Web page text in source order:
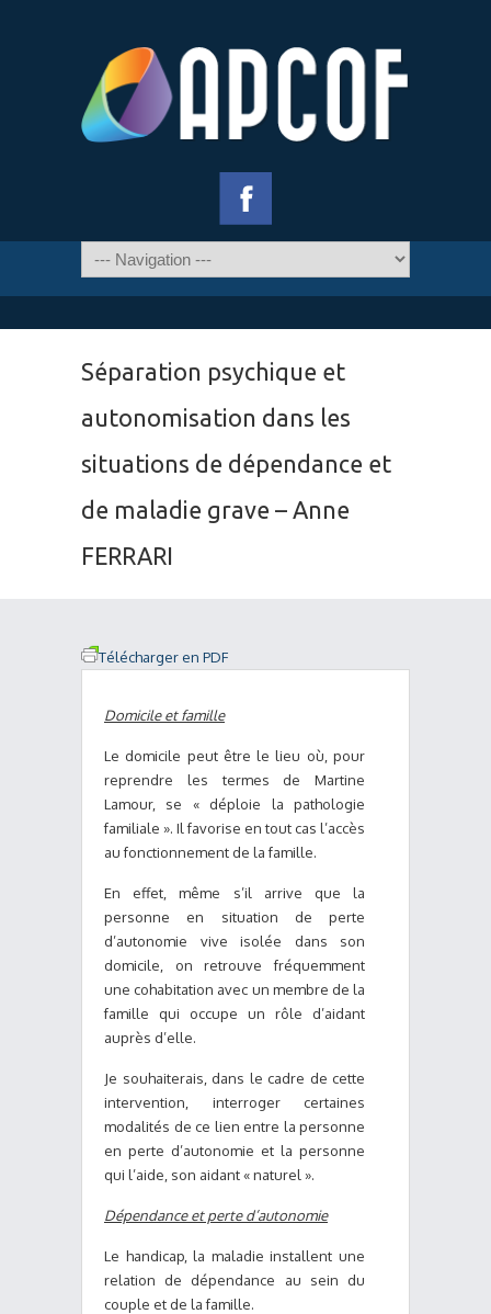
Séparation psychique et
autonomisation dans les
situations de dépendance et
de maladie grave – Anne
FERRARI
Télécharger en PDF
Domicile et famille
Le domicile peut être le lieu où, pour
reprendre les termes de Martine
Lamour, se « déploie la pathologie
familiale ». Il favorise en tout cas l’accès
au fonctionnement de la famille.
En effet, même s’il arrive que la
personne en situation de perte
d’autonomie vive isolée dans son
domicile, on retrouve fréquemment
une cohabitation avec un membre de la
famille qui occupe un rôle d’aidant
auprès d’elle.
Je souhaiterais, dans le cadre de cette
intervention, interroger certaines
modalités de ce lien entre la personne
en perte d’autonomie et la personne
qui l’aide, son aidant « naturel ».
Dépendance et perte d’autonomie
Le handicap, la maladie installent une
relation de dépendance au sein du
couple et de la famille.